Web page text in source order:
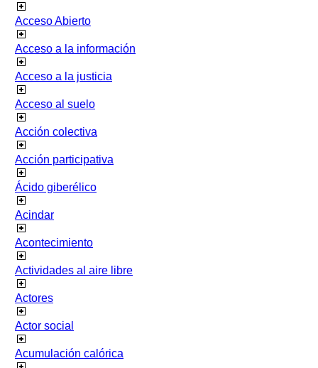
Acceso Abierto
Acceso a la información
Acceso a la justicia
Acceso al suelo
Acción colectiva
Acción participativa
Ácido giberélico
Acindar
Acontecimiento
Actividades al aire libre
Actores
Actor social
Acumulación calórica